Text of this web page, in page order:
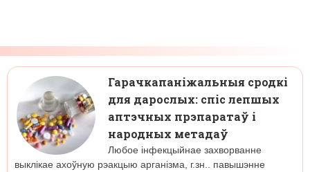
Гарачкапаніжальныя сродкі
для дарослых: спіс лепшых
аптэчных прэпаратаў і
народных метадаў
Любое інфекцыйнае захворванне
выклікае ахоўную рэакцыю арганізма, г.зн.. павышэнне